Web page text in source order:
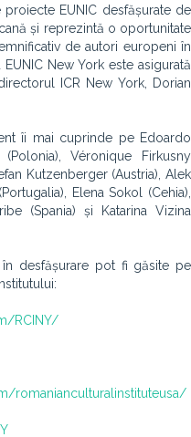
EUNIC desfășurate de
și reprezintă o oportunitate
de autori europeni în
New York este asigurată
ICR New York, Dorian
îi mai cuprinde pe Edoardo
Véronique Firkusny
Kutzenberger (Austria), Alek
Elena Sokol (Cehia),
(Spania) și Katarina Vizina
desfășurare pot fi găsite pe
RCINY/
romanianculturalinstituteusa/